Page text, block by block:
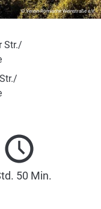
© Verein Römische Weinstraße e.V.
Str./
50 Min.